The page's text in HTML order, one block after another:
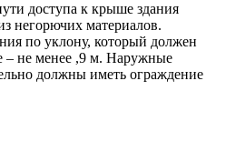
доступа к крыше здания
негорючих материалов.
по уклону, который должен
– не менее ,9 м. Наружные
должны иметь ограждение